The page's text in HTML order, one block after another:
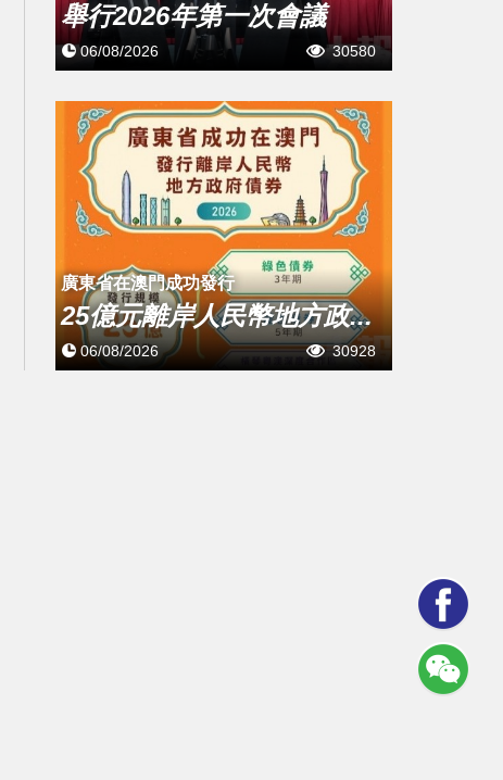
舉行2026年第一次會議
06/08/2026 30580
廣東省在澳門成功發行
25億元離岸人民幣地方政...
06/08/2026 30928